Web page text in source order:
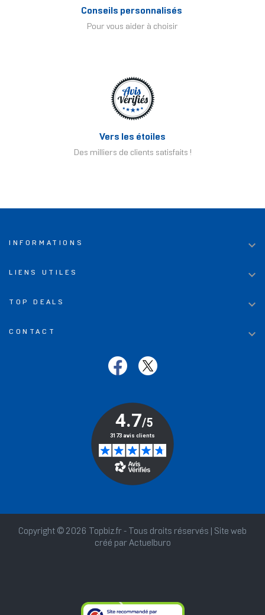
Conseils personnalisés
Pour vous aider à choisir
Vers les étoiles
Des milliers de clients satisfaits !
INFORMATIONS 
LIENS UTILES 
TOP DEALS 
CONTACT 
Copyright © 2026 Topbiz.fr - Tous droits réservés | Site web
créé par Actuelburo